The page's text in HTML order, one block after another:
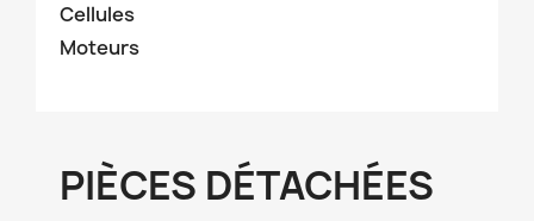
Cellules
Moteurs
PIÈCES DÉTACHÉES